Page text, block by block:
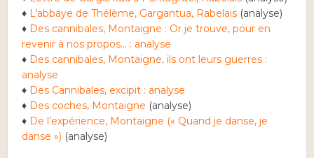
♦ L’abbaye de Thélème, Gargantua, Rabelais (analyse)
♦ Des cannibales, Montaigne : Or je trouve, pour en
revenir à nos propos… : analyse
♦ Des cannibales, Montaigne, ils ont leurs guerres :
analyse
♦ Des Cannibales, excipit : analyse
♦ Des coches, Montaigne (analyse)
♦ De l’expérience, Montaigne (« Quand je danse, je
danse ») (analyse)